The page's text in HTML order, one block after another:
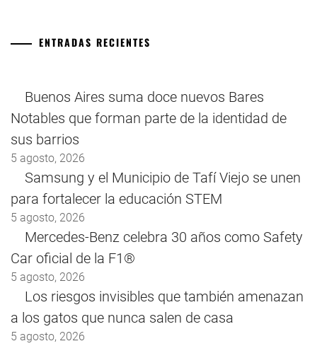
ENTRADAS RECIENTES
Buenos Aires suma doce nuevos Bares
Notables que forman parte de la identidad de
sus barrios
5 agosto, 2026
Samsung y el Municipio de Tafí Viejo se unen
para fortalecer la educación STEM
5 agosto, 2026
Mercedes-Benz celebra 30 años como Safety
Car oficial de la F1®
5 agosto, 2026
Los riesgos invisibles que también amenazan
a los gatos que nunca salen de casa
5 agosto, 2026